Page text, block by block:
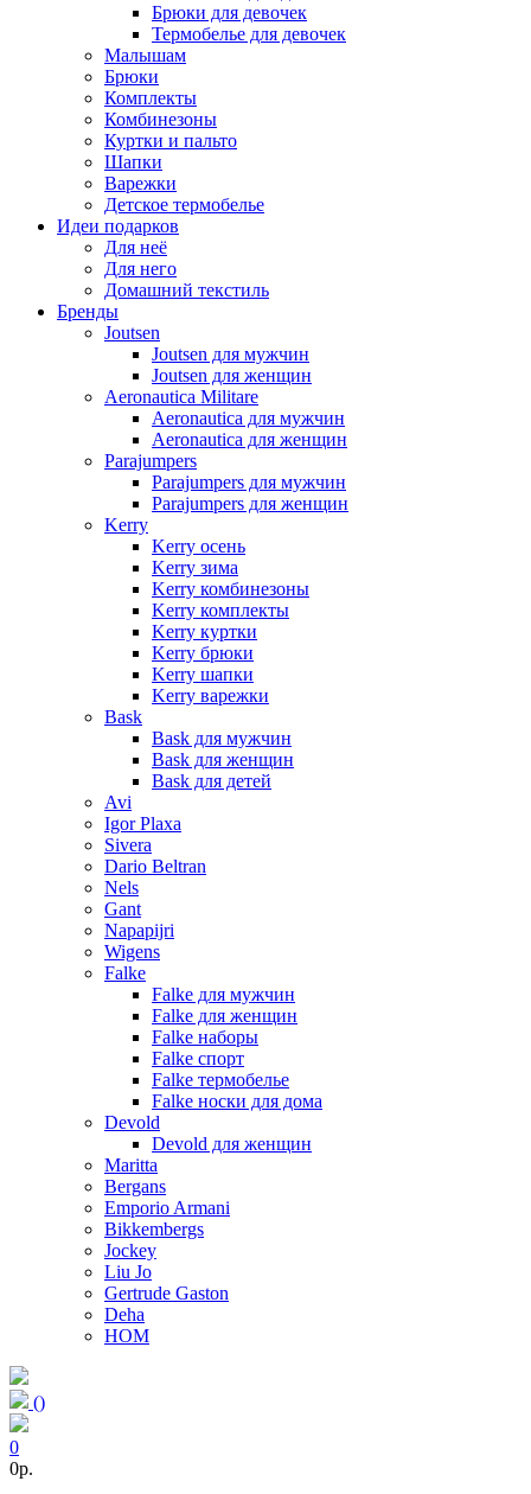
Брюки для девочек
Термобелье для девочек
Малышам
Брюки
Комплекты
Комбинезоны
Куртки и пальто
Шапки
Варежки
Детское термобелье
Идеи подарков
Для неё
Для него
Домашний текстиль
Бренды
Joutsen
Joutsen для мужчин
Joutsen для женщин
Aeronautica Militare
Aeronautica для мужчин
Aeronautica для женщин
Parajumpers
Parajumpers для мужчин
Parajumpers для женщин
Kerry
Kerry осень
Kerry зима
Kerry комбинезоны
Kerry комплекты
Kerry куртки
Kerry брюки
Kerry шапки
Kerry варежки
Bask
Bask для мужчин
Bask для женщин
Bask для детей
Avi
Igor Plaxa
Sivera
Dario Beltran
Nels
Gant
Napapijri
Wigens
Falke
Falke для мужчин
Falke для женщин
Falke наборы
Falke спорт
Falke термобелье
Falke носки для дома
Devold
Devold для женщин
Maritta
Bergans
Emporio Armani
Bikkembergs
Jockey
Liu Jo
Gertrude Gaston
Deha
HOM
()
0
0p.